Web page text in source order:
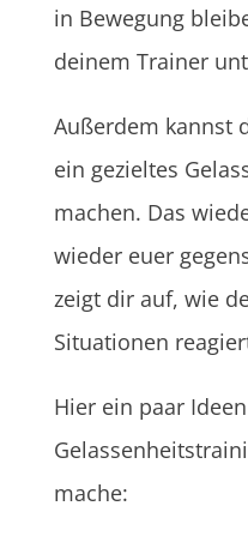
in Bewegung
deinem Trainer
Außerdem kannst
ein gezieltes
machen. Das
wieder euer
zeigt dir auf, wie
Situationen
Hier ein paar
mache: